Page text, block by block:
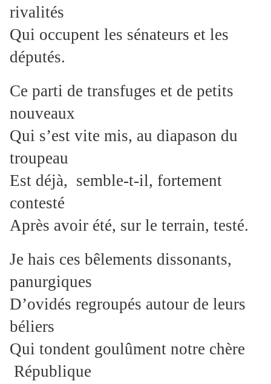
rivalités
Qui occupent les sénateurs et les
députés.
Ce parti de transfuges et de petits
nouveaux
Qui s’est vite mis, au diapason du
troupeau
Est déjà, semble-t-il, fortement
contesté
Après avoir été, sur le terrain, testé.
Je hais ces bêlements dissonants,
panurgiques
D’ovidés regroupés autour de leurs
béliers
Qui tondent goulûment notre chère
République